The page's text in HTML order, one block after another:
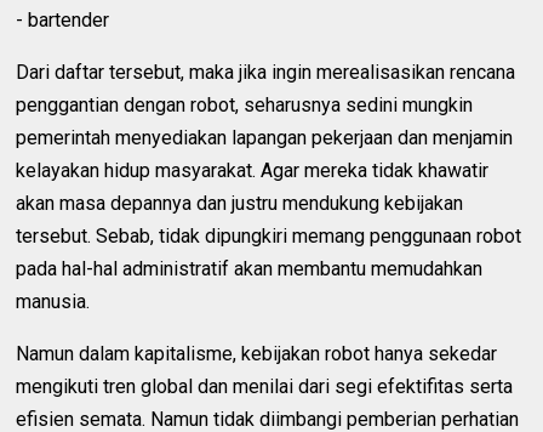
- bartender
Dari daftar tersebut, maka jika ingin merealisasikan rencana
penggantian dengan robot, seharusnya sedini mungkin
pemerintah menyediakan lapangan pekerjaan dan menjamin
kelayakan hidup masyarakat. Agar mereka tidak khawatir
akan masa depannya dan justru mendukung kebijakan
tersebut. Sebab, tidak dipungkiri memang penggunaan robot
pada hal-hal administratif akan membantu memudahkan
manusia.
Namun dalam kapitalisme, kebijakan robot hanya sekedar
mengikuti tren global dan menilai dari segi efektifitas serta
efisien semata. Namun tidak diimbangi pemberian perhatian